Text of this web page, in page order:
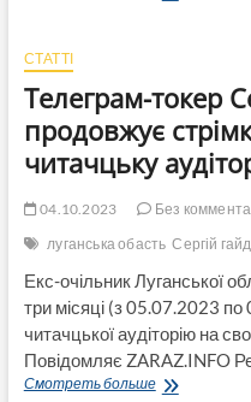
у
«Аналізі
ризиків
економічної
безпеки
для
СТАТТІ
Телеграм-токер
продовжує
читачцьку
04.10.2023
Без
луганська обасть Сергій
Екс-очільник Луганської
три місяці (з 05.07.2023
читачцької аудіторію на
Повідомляє ZARAZ.INFO
Смотреть большеТелеграм-